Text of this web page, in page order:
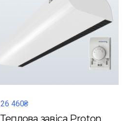
26 460₴
Теплова завіса Proton